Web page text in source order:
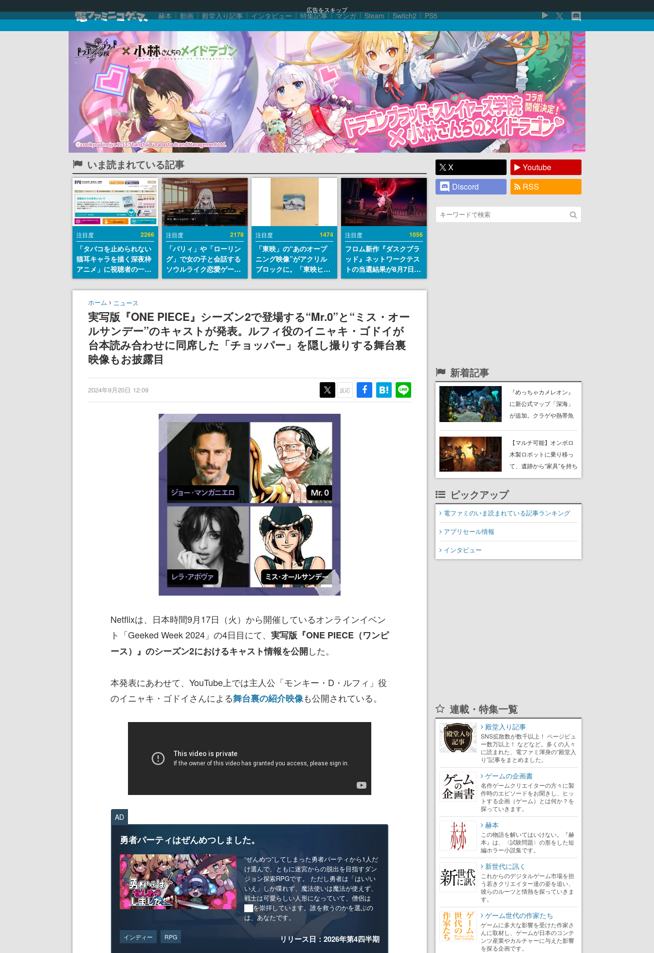
広告をスキップ
赫本 動画 殿堂入り記事 インタビュー 特集記事 マンガ Steam Switch2 PS5
いま読まれている記事
注目度 2266
「タバコを止められない
猫耳キャラを描く深夜枠
アニメ」に視聴者の一部
から批判意見。違法薬物
の使用と思しき描写も含
めて、BPOが議論を交わ
注目度 2178
「パリィ」や「ローリン
グ」で女の子と会話する
ソウルライク恋愛ゲーム
『小早川さんはソウルラ
イク』無料公開。返事に
注目度 1474
「東映」の“あのオープ
ニング映像”がアクリル
ブロックに。「東映ヒス
トリカル グッズコレクシ
ョン」が8月下旬より発
注目度 1056
フロム新作『ダスクブラ
ッド』ネットワークテス
トの当選結果が8月7日22
時に発表。応募サイトの
マイページから確認可
ホーム ニュース
実写版『ONE PIECE』シーズン2で登場する“Mr.0”と“ミス・オー
ルサンデー”のキャストが発表。ルフィ役のイニャキ・ゴドイが
台本読み合わせに同席した「チョッパー」を隠し撮りする舞台裏
映像もお披露目
2024年9月20日 12:09 反応
Netflixは、日本時間9月17日（火）から開催しているオンラインイベン
ト「Geeked Week 2024」の4日目にて、 実写版『ONE PIECE（ワンピ
ース）』のシーズン2におけるキャスト情報を公開した。
本発表にあわせて、YouTube上では主人公「モンキー・D・ルフィ」役
のイニャキ・ゴドイさんによる舞台裏の紹介映像も公開されている。
AD
勇者パーティはぜんめつしました。
“ぜんめつ”してしまった勇者パーティから1人だ
け選んで、ともに迷宮からの脱出を目指すダン
ジョン探索RPGです。 ただし勇者は「はい/い
いえ」しか喋れず、魔法使いは魔法が使えず、
戦士は可愛らしい人形になっていて、僧侶は
██を崇拝しています。誰を救うのかを選ぶの
は、あなたです。
インディー RPG リリース日：2026年第4四半期
X
Youtube
Discord
RSS
新着記事
『めっちゃカメレオン』
に新公式マップ「深海」
が追加。クラゲや熱帯魚
や大きな貝も
【マルチ可能】オンボロ
木製ロボットに乗り移っ
て、遺跡から“家具”を持ち
帰るホラーアクションゲ
売。迫る“腐敗”から逃げ延
び、持ち帰った家具で基
ピックアップ
電ファミのいま読まれている記事ランキング
アプリセール情報
インタビュー
連載・特集一覧
殿堂入り記事
SNS拡散数が数千以上！ ページビュ
ー数万以上！ などなど。多くの人々
に読まれた、電ファミ渾身の“殿堂入
り”記事をまとめました。
ゲームの企画書
名作ゲームクリエイターの方々に製
作時のエピソードをお聞きし、ヒッ
トする企画（ゲーム）とは何か？を
探っていきます。
赫本
この物語を解いてはいけない。『赫
本』は、〈試験問題〉の形をした短
編ホラー小説集です。
新世代に訊く
これからのデジタルゲーム市場を担
う若きクリエイター達の姿を追い、
彼らのルーツと情熱を探っていきま
す。
ゲーム世代の作家たち
ゲームに多大な影響を受けた作家さ
んに取材し、ゲームが日本のコンテ
ンツ産業やカルチャーに与えた影響
を探る企画です。